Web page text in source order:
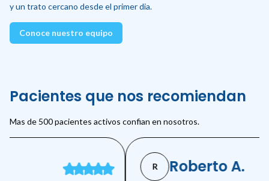
y un trato cercano desde el primer dia.
Conoce nuestro equipo
Pacientes que nos recomiendan
Mas de 500 pacientes activos confian en nosotros.
Roberto A.